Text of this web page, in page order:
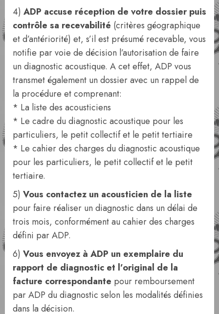
4) ADP accuse réception de votre dossier puis
contrôle sa recevabilité (critères géographique
et d’antériorité) et, s’il est présumé recevable, vous
notifie par voie de décision l’autorisation de faire
un diagnostic acoustique. A cet effet, ADP vous
transmet également un dossier avec un rappel de
la procédure et comprenant:
* La liste des acousticiens
* Le cadre du diagnostic acoustique pour les
particuliers, le petit collectif et le petit tertiaire
* Le cahier des charges du diagnostic acoustique
pour les particuliers, le petit collectif et le petit
tertiaire.
5) Vous contactez un acousticien de la liste
pour faire réaliser un diagnostic dans un délai de
trois mois, conformément au cahier des charges
défini par ADP.
6) Vous envoyez à ADP un exemplaire du
rapport de diagnostic et l’original de la
facture correspondante pour remboursement
par ADP du diagnostic selon les modalités définies
dans la décision.